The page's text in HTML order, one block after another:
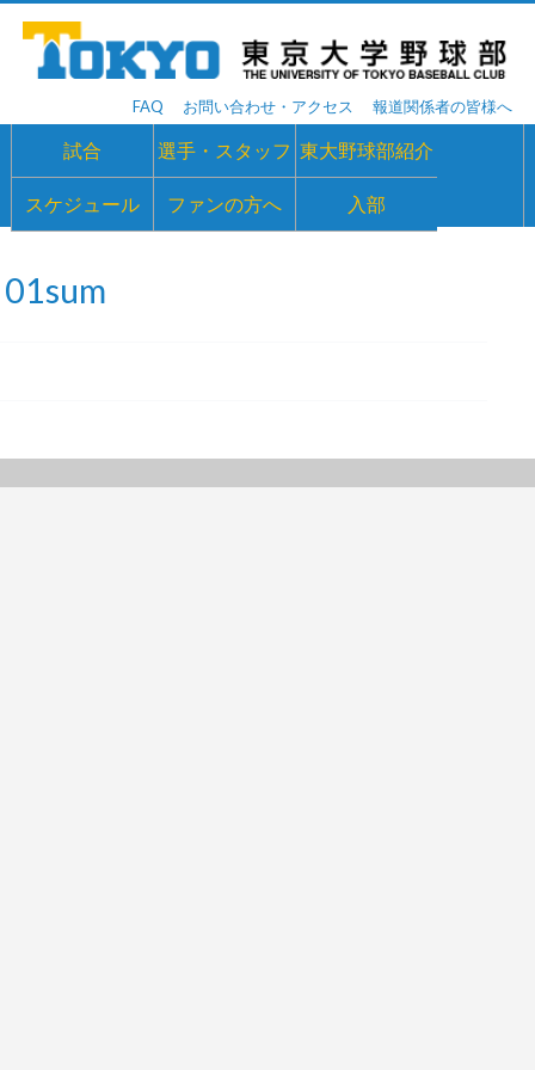
FAQ お問い合わせ・アクセス 報道関係者の皆様へ
試合 選手・スタッフ 東大野球部紹介
スケジュール ファンの方へ 入部
01sum